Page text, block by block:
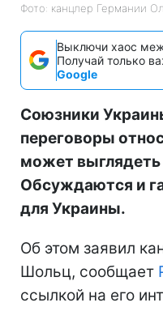
Фото: канцлер Германии
Выключи хаос
Получай только
Google
Союзники
переговоры
может выглядеть
Обсуждаются и
для Украины.
Об этом заявил
Шольц, сообщает
ссылкой на его